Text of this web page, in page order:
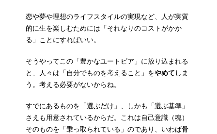
恋や夢や理想のライフスタイルの実現など、人が実質
的に生を楽しむためには「それなりのコストがかか
る」ことにすればいい。
そうやってこの「豊かなユートピア」に放り込まれる
と、人々は「自分でものを考えること」をやめて しま
う。考える必要がないからね。
すでにあるものを「選ぶだけ」、しかも「選ぶ基準」
さえも用意されているからだ。これは自己意識（魂）
そのものを「乗っ取られている」のであり、いわば骨